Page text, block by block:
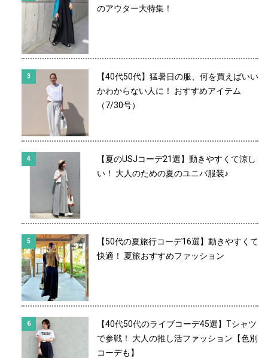
のアウター大特集！
【40代50代】猛暑日の服、何を買えばいい
かわからない人に！ おすすめアイテム
（7/30号）
【夏のUSJコーデ21選】動きやすくて涼し
い！ 大人のための夏のユニバ服装♪
【50代の夏旅行コーデ16選】動きやすくて
快適！ 夏旅おすすめファッション
【40代50代のライブコーデ45選】Tシャツ
で参戦！ 大人の推し活ファッション【色別
コーデも】